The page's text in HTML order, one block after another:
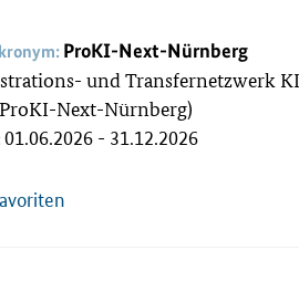
ProKI-Next-Nürnberg
und Transfernetzwerk
Next-Nürnberg)
01.06.2026 - 31.12.2026